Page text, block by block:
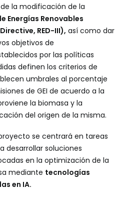
la modificación de la
Energías Renovables
RED-III), así como dar
objetivos de
por las políticas
definen los criterios de
umbrales al porcentaje
de GEI de acuerdo a la
la biomasa y la
del origen de la misma.
se centrará en tareas
desarrollar soluciones
en la optimización de la
mediante tecnologías
en IA.